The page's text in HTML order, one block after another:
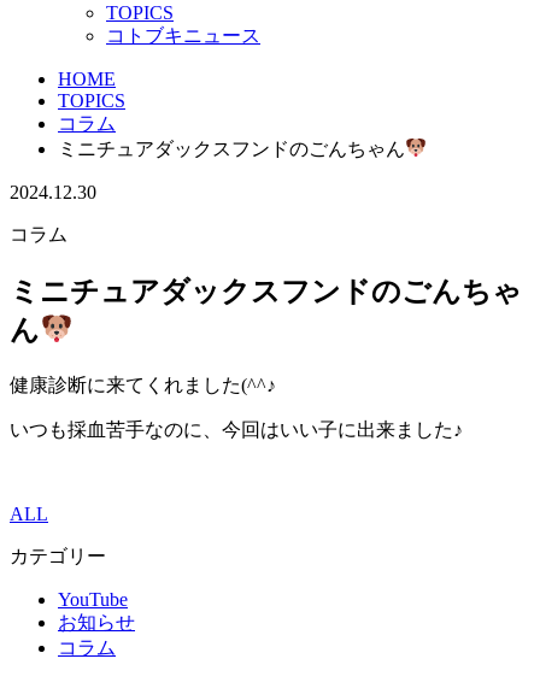
TOPICS
コトブキニュース
HOME
TOPICS
コラム
ミニチュアダックスフンドのごんちゃん
2024.12.30
コラム
ミニチュアダックスフンドのごんちゃ
ん
健康診断に来てくれました(^^♪
いつも採血苦手なのに、今回はいい子に出来ました♪
ALL
カテゴリー
YouTube
お知らせ
コラム